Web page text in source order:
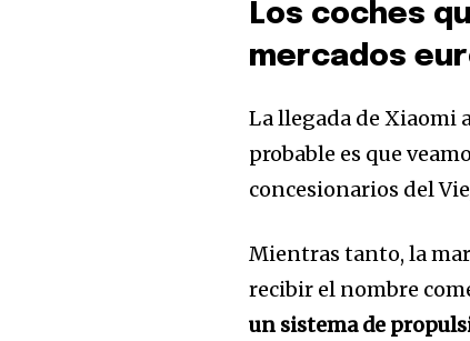
Los coches
mercados
La llegada de Xiaomi
probable es que
concesionarios del
Mientras tanto, la
recibir el nombre
un sistema de